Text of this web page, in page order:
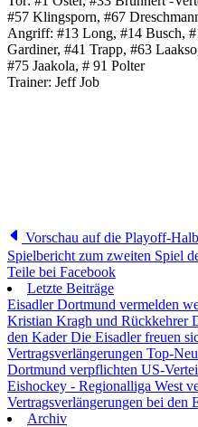
#57 Klingsporn, #67
Angriff: #13 Long, #14 Busch,
Gardiner, #41 Trapp, #63
#75 Jaakola, # 91 Polter
Trainer: Jeff Job
Vorschau auf die Playoff-
Spielbericht zum zweiten Spiel
Teile bei Facebook
Letzte Beiträge
Eisadler Dortmund vermelden
Kristian Kragh und Rückkehrer
den KaderDie Eisadler freuen
Vertragsverlängerungen Top-
Dortmund verpflichten US-
Eishockey - Regionalliga West
Vertragsverlängerungen bei den
Archiv